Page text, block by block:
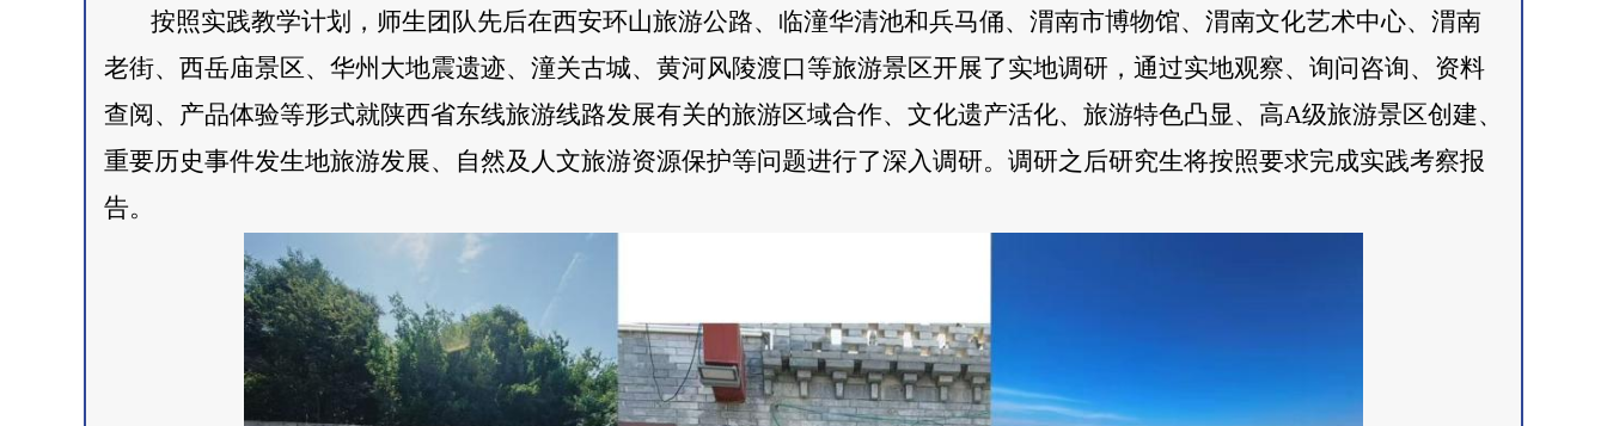
按照实践教学计划，师生团队先后在西安环山旅游公路、临潼华清池和兵马俑、渭南市博物馆、渭南文化艺术中心、渭南
老街、西岳庙景区、华州大地震遗迹、潼关古城、黄河风陵渡口等旅游景区开展了实地调研，通过实地观察、询问咨询、资料
查阅、产品体验等形式就陕西省东线旅游线路发展有关的旅游区域合作、文化遗产活化、旅游特色凸显、高A级旅游景区创建、
重要历史事件发生地旅游发展、自然及人文旅游资源保护等问题进行了深入调研。调研之后研究生将按照要求完成实践考察报
告。